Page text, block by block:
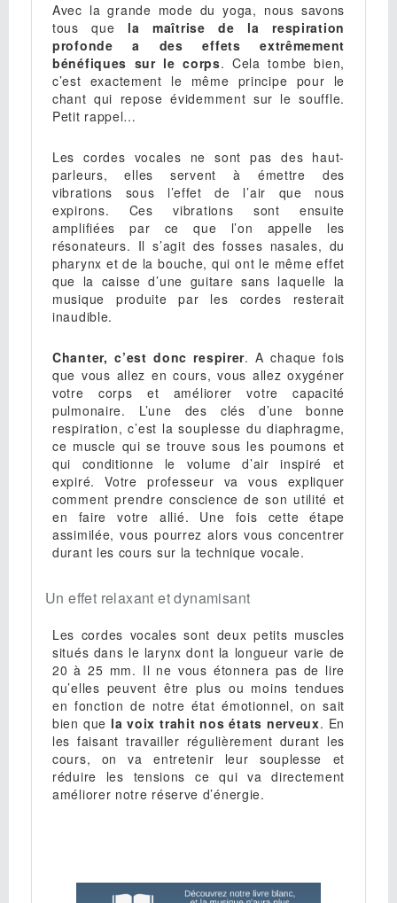
Avec la grande mode du yoga, nous savons
tous que la maîtrise de la respiration
profonde a des effets extrêmement
bénéfiques sur le corps. Cela tombe bien,
c’est exactement le même principe pour le
chant qui repose évidemment sur le souffle.
Petit rappel…
Les cordes vocales ne sont pas des haut-
parleurs, elles servent à émettre des
vibrations sous l’effet de l’air que nous
expirons. Ces vibrations sont ensuite
amplifiées par ce que l’on appelle les
résonateurs. Il s’agit des fosses nasales, du
pharynx et de la bouche, qui ont le même effet
que la caisse d’une guitare sans laquelle la
musique produite par les cordes resterait
inaudible.
Chanter, c’est donc respirer. A chaque fois
que vous allez en cours, vous allez oxygéner
votre corps et améliorer votre capacité
pulmonaire. L’une des clés d’une bonne
respiration, c’est la souplesse du diaphragme,
ce muscle qui se trouve sous les poumons et
qui conditionne le volume d’air inspiré et
expiré. Votre professeur va vous expliquer
comment prendre conscience de son utilité et
en faire votre allié. Une fois cette étape
assimilée, vous pourrez alors vous concentrer
durant les cours sur la technique vocale.
Un effet relaxant et dynamisant
Les cordes vocales sont deux petits muscles
situés dans le larynx dont la longueur varie de
20 à 25 mm. Il ne vous étonnera pas de lire
qu’elles peuvent être plus ou moins tendues
en fonction de notre état émotionnel, on sait
bien que la voix trahit nos états nerveux. En
les faisant travailler régulièrement durant les
cours, on va entretenir leur souplesse et
réduire les tensions ce qui va directement
améliorer notre réserve d’énergie.